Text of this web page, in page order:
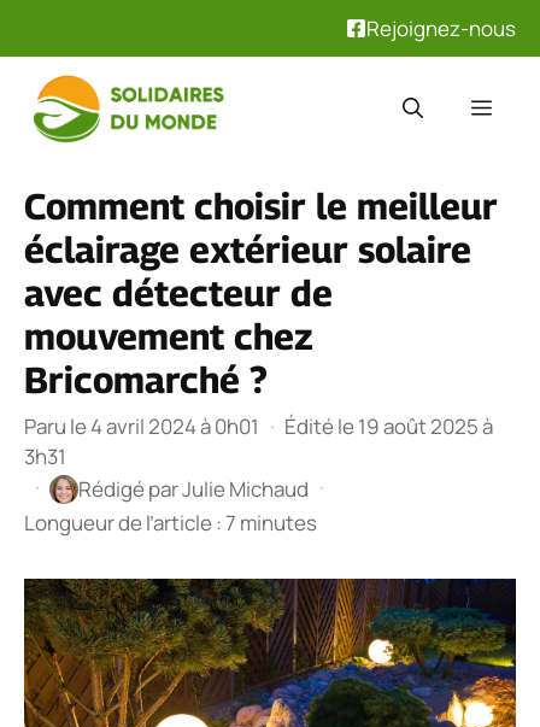
Rejoignez-nous
contenu
Comment choisir le meilleur
éclairage extérieur solaire
avec détecteur de
mouvement chez
Bricomarché ?
Paru le 4 avril 2024 à 0h01 · Édité le 19 août 2025 à
3h31
·
Rédigé parJulie Michaud ·
Longueur de l’article : 7 minutes